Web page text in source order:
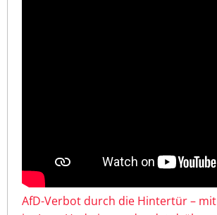
AfD-Verbot durch die Hintertür –